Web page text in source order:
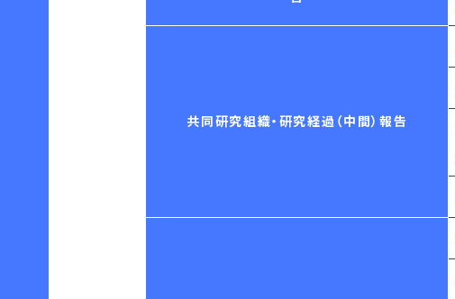
共同研究組織・研究経過（中間）報告